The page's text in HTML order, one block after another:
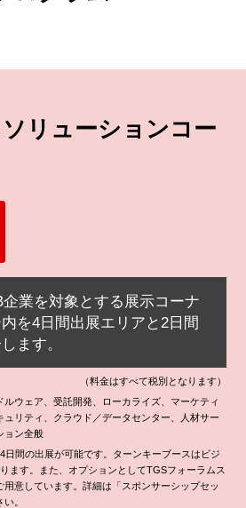
リューションコー
業を対象とする展示コーナ
を4日間出展エリアと2日間
ます。
（料金はすべて税別となります）
ルウェア、受託開発、ローカライズ、マーケティ
リティ、クラウド／データセンター、人材サー
ョン全般
日間の出展が可能です。ターンキーブースはビジ
ます。また、オプションとしてTGSフォーラムス
意しています。詳細は「スポンサーシップセッ
。